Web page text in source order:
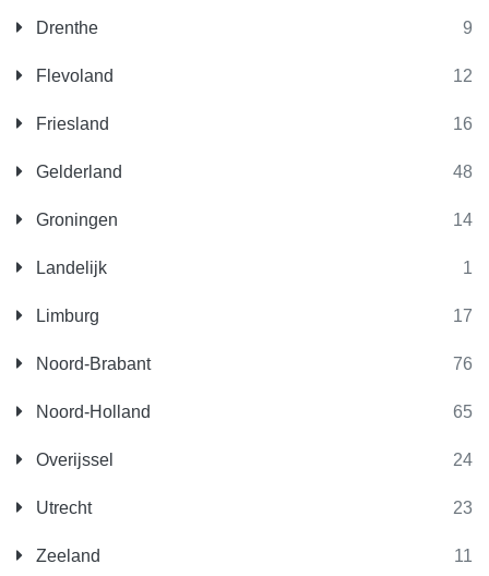
Drenthe 9
Flevoland 12
Friesland 16
Gelderland 48
Groningen 14
Landelijk 1
Limburg 17
Noord-Brabant 76
Noord-Holland 65
Overijssel 24
Utrecht 23
Zeeland 11